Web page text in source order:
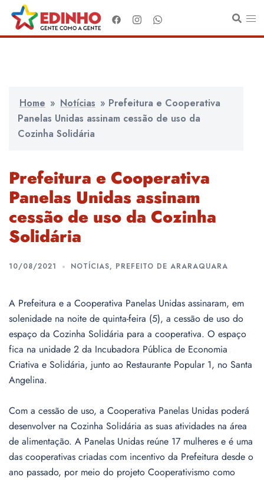
para
o
Home » Notícias » Prefeitura e Cooperativa
Panelas Unidas assinam cessão de uso da
Cozinha Solidária
Prefeitura e Cooperativa
Panelas Unidas assinam
cessão de uso da Cozinha
Solidária
10/08/2021 NOTÍCIAS, PREFEITO DE ARARAQUARA
A Prefeitura e a Cooperativa Panelas Unidas assinaram, em
solenidade na noite de quinta-feira (5), a cessão de uso do
espaço da Cozinha Solidária para a cooperativa. O espaço
fica na unidade 2 da Incubadora Pública de Economia
Criativa e Solidária, junto ao Restaurante Popular 1, no Santa
Angelina.
Com a cessão de uso, a Cooperativa Panelas Unidas poderá
desenvolver na Cozinha Solidária as suas atividades na área
de alimentação. A Panelas Unidas reúne 17 mulheres e é uma
das cooperativas criadas com incentivo da Prefeitura desde o
ano passado, por meio do projeto Cooperativismo como